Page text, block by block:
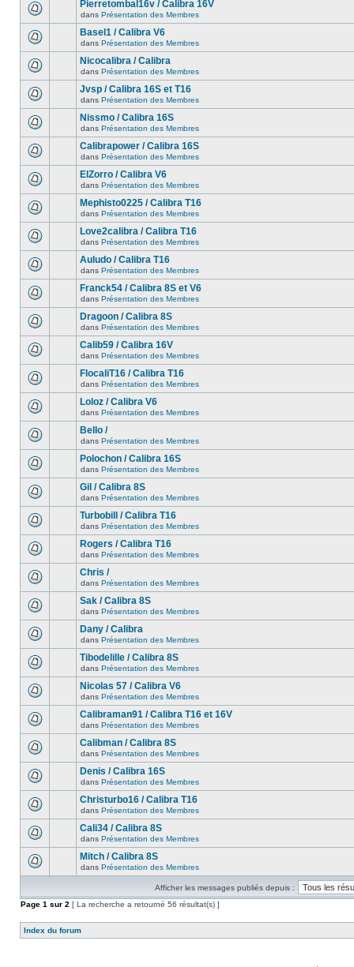
Pierretombal16v / Calibra 16V
dans Présentation des Membres
Basel1 / Calibra V6
dans Présentation des Membres
Nicocalibra / Calibra
dans Présentation des Membres
Jvsp / Calibra 16S et T16
dans Présentation des Membres
Nissmo / Calibra 16S
dans Présentation des Membres
Calibrapower / Calibra 16S
dans Présentation des Membres
ElZorro / Calibra V6
dans Présentation des Membres
Mephisto0225 / Calibra T16
dans Présentation des Membres
Love2calibra / Calibra T16
dans Présentation des Membres
Auludo / Calibra T16
dans Présentation des Membres
Franck54 / Calibra 8S et V6
dans Présentation des Membres
Dragoon / Calibra 8S
dans Présentation des Membres
Calib59 / Calibra 16V
dans Présentation des Membres
FlocaliT16 / Calibra T16
dans Présentation des Membres
Loloz / Calibra V6
dans Présentation des Membres
Bello /
dans Présentation des Membres
Polochon / Calibra 16S
dans Présentation des Membres
Gil / Calibra 8S
dans Présentation des Membres
Turbobill / Calibra T16
dans Présentation des Membres
Rogers / Calibra T16
dans Présentation des Membres
Chris /
dans Présentation des Membres
Sak / Calibra 8S
dans Présentation des Membres
Dany / Calibra
dans Présentation des Membres
Tibodelille / Calibra 8S
dans Présentation des Membres
Nicolas 57 / Calibra V6
dans Présentation des Membres
Calibraman91 / Calibra T16 et 16V
dans Présentation des Membres
Calibman / Calibra 8S
dans Présentation des Membres
Denis / Calibra 16S
dans Présentation des Membres
Christurbo16 / Calibra T16
dans Présentation des Membres
Cali34 / Calibra 8S
dans Présentation des Membres
Mitch / Calibra 8S
dans Présentation des Membres
Afficher les messages publiés depuis :
Page 1 sur 2 [ La recherche a retourné 56 résultat(s) ]
Index du forum